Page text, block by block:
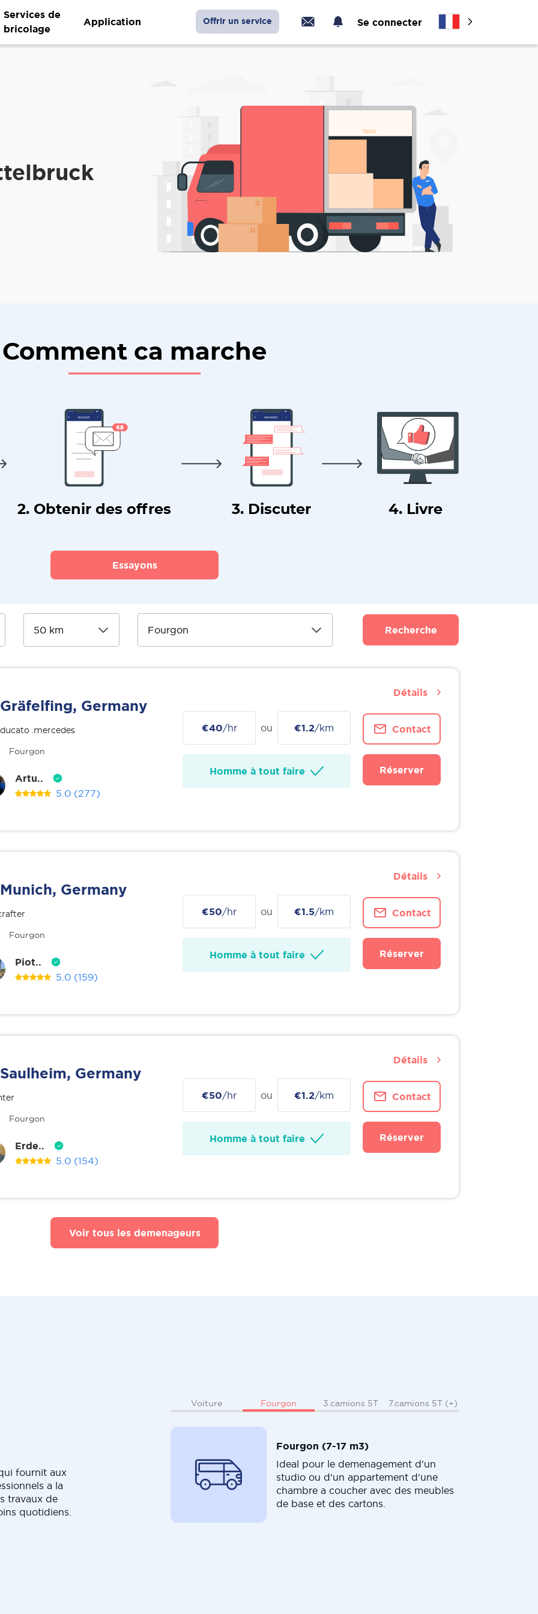
Services de
bricolage
Application Offrir un service Se connecter
Comment ca marche
2. Obtenir des offres 3. Discuter 4. Livre
Essayons
Recherche
Gräfelfing, Germany
.mercedes
Fourgon
Artu..
5.0 (277)
€40/hr ou €1.2/km
Homme à tout faire
Contact
Réserver
Détails
Munich, Germany
Fourgon
Piot..
5.0 (159)
€50/hr ou €1.5/km
Homme à tout faire
Contact
Réserver
Détails
Saulheim, Germany
Fourgon
Erde..
5.0 (154)
€50/hr ou €1.2/km
Homme à tout faire
Contact
Réserver
Détails
Voir tous les demenageurs
fournit aux
a la
travaux de
quotidiens.
Voiture Fourgon 3.camions 5T 7.camions 5T (+)
Fourgon (7-17 m3)
Ideal pour le demenagement d'un
studio ou d'un appartement d'une
chambre a coucher avec des meubles
de base et des cartons.